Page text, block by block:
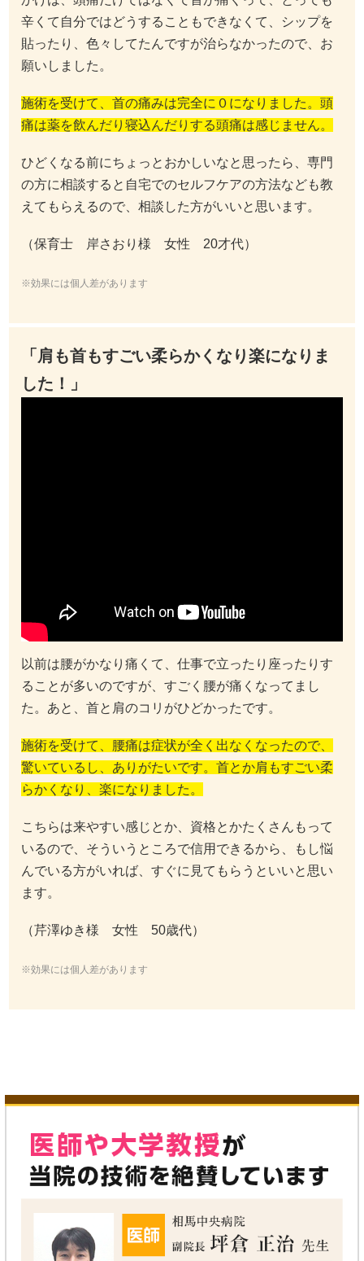
辛くて自分ではどうすることもできなくて、シップを
貼ったり、色々してたんですが治らなかったので、お
願いしました。
施術を受けて、首の痛みは完全に０になりました。頭
痛は薬を飲んだり寝込んだりする頭痛は感じません。
ひどくなる前にちょっとおかしいなと思ったら、専門
の方に相談すると自宅でのセルフケアの方法なども教
えてもらえるので、相談した方がいいと思います。
（保育士 岸さおり様 女性 20才代）
※効果には個人差があります
「肩も首もすごい柔らかくなり楽になりま
した！」
以前は腰がかなり痛くて、仕事で立ったり座ったりす
ることが多いのですが、すごく腰が痛くなってまし
た。あと、首と肩のコリがひどかったです。
施術を受けて、腰痛は症状が全く出なくなったので、
驚いているし、ありがたいです。首とか肩もすごい柔
らかくなり、楽になりました。
こちらは来やすい感じとか、資格とかたくさんもって
いるので、そういうところで信用できるから、もし悩
んでいる方がいれば、すぐに見てもらうといいと思い
ます。
（芹澤ゆき様 女性 50歳代）
※効果には個人差があります